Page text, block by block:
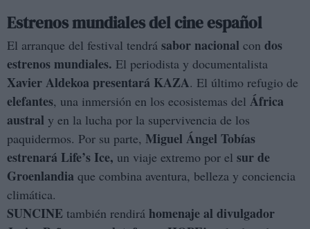
Estrenos mundiales del cine español
El arranque del festival tendrá sabor nacional con dos
estrenos mundiales. El periodista y documentalista
Xavier Aldekoa presentará KAZA. El último refugio de
elefantes, una inmersión en los ecosistemas del África
austral y en la lucha por la supervivencia de los
paquidermos. Por su parte, Miguel Ángel Tobías
estrenará Life’s Ice, un viaje extremo por el sur de
Groenlandia que combina aventura, belleza y conciencia
climática.
SUNCINE también rendirá homenaje al divulgador